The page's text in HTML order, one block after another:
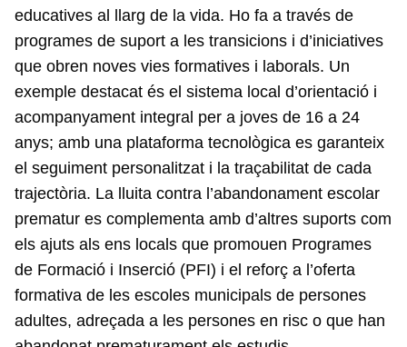
educatives al llarg de la vida. Ho fa a través de
programes de suport a les transicions i d’iniciatives
que obren noves vies formatives i laborals. Un
exemple destacat és el sistema local d’orientació i
acompanyament integral per a joves de 16 a 24
anys; amb una plataforma tecnològica es garanteix
el seguiment personalitzat i la traçabilitat de cada
trajectòria. La lluita contra l’abandonament escolar
prematur es complementa amb d’altres suports com
els ajuts als ens locals que promouen Programes
de Formació i Inserció (PFI) i el reforç a l’oferta
formativa de les escoles municipals de persones
adultes, adreçada a les persones en risc o que han